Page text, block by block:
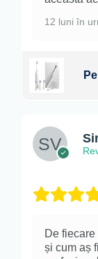
12 luni în
De
și cum aș